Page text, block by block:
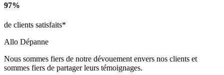
97%
de clients satisfaits*
Allo Dépanne
Nous sommes fiers de notre dévouement envers nos clients et
sommes fiers de partager leurs témoignages.